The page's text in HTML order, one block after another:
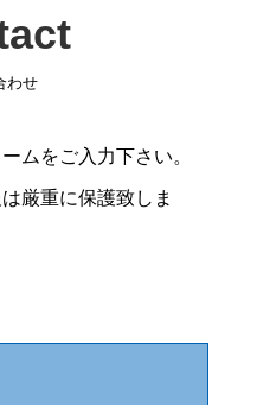
わせ
ムをご入力下さい。
厳重に保護致しま